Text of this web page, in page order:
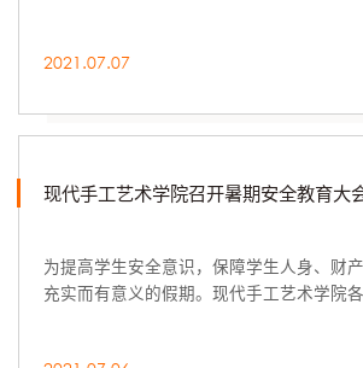
2021.07.07
现代手工艺术学院召开暑期安全教育大
为提高学生安全意识，保障学生人身、财
充实而有意义的假期。现代手工艺术学院